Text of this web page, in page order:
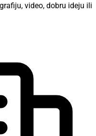
video, dobru ideju ili